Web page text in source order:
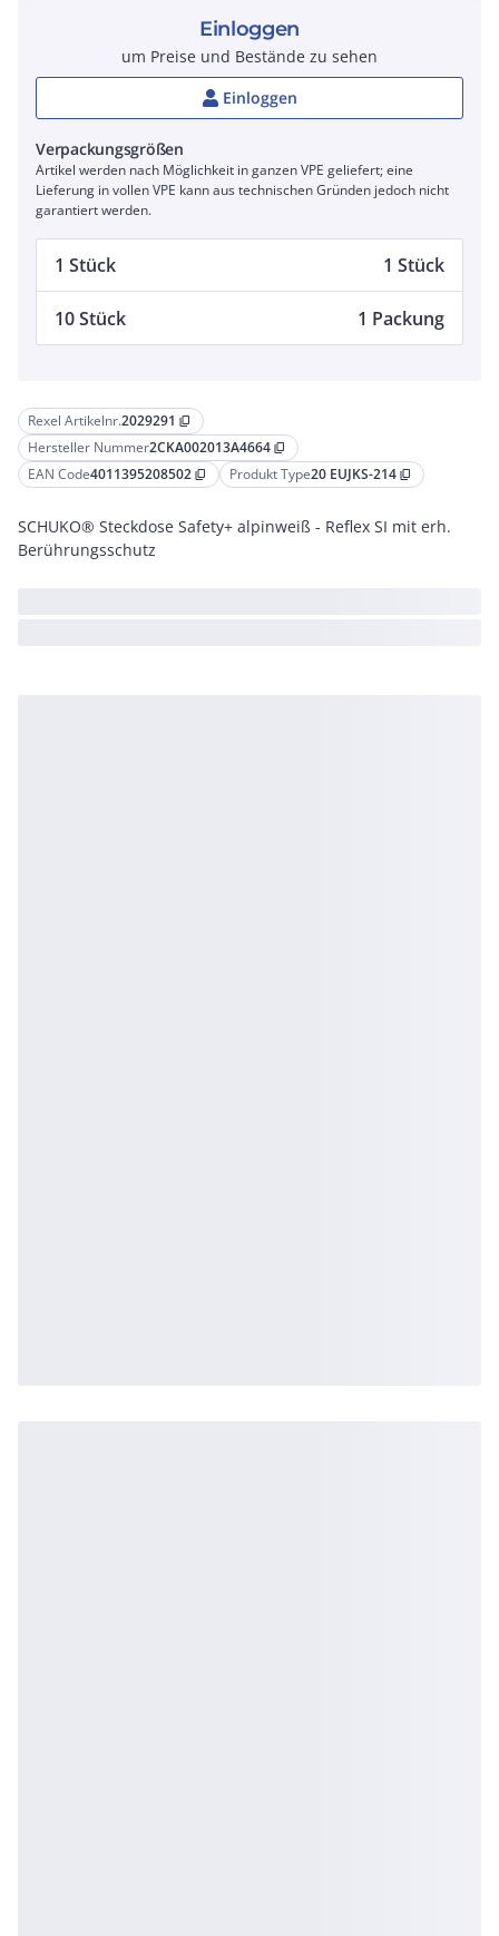
Rexel Artikelnr.2029291 content_copy
Hersteller Nummer2CKA002013A4664 content_copy
EAN Code4011395208502 content_copy Produkt Type20 EUJKS-214 content_copy
SCHUKO® Steckdose Safety+ alpinweiß - Reflex SI mit erh.
Berührungsschutz
Einloggen
um Preise und Bestände zu sehen
Einloggen
Verpackungsgrößen
Artikel werden nach Möglichkeit in ganzen VPE geliefert; eine
Lieferung in vollen VPE kann aus technischen Gründen jedoch nicht
garantiert werden.
1 Stück 1 Stück
10 Stück 1 Packung